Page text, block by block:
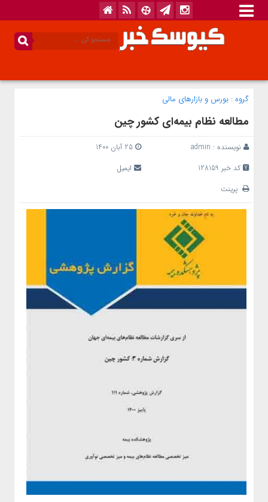
گروه : بورس و بازار‌های مالی
مطالعه نظام بیمه‌ای کشور چین
نویسنده : admin
25 آبان 1400
کد خبر 128159
ایمیل
پرینت